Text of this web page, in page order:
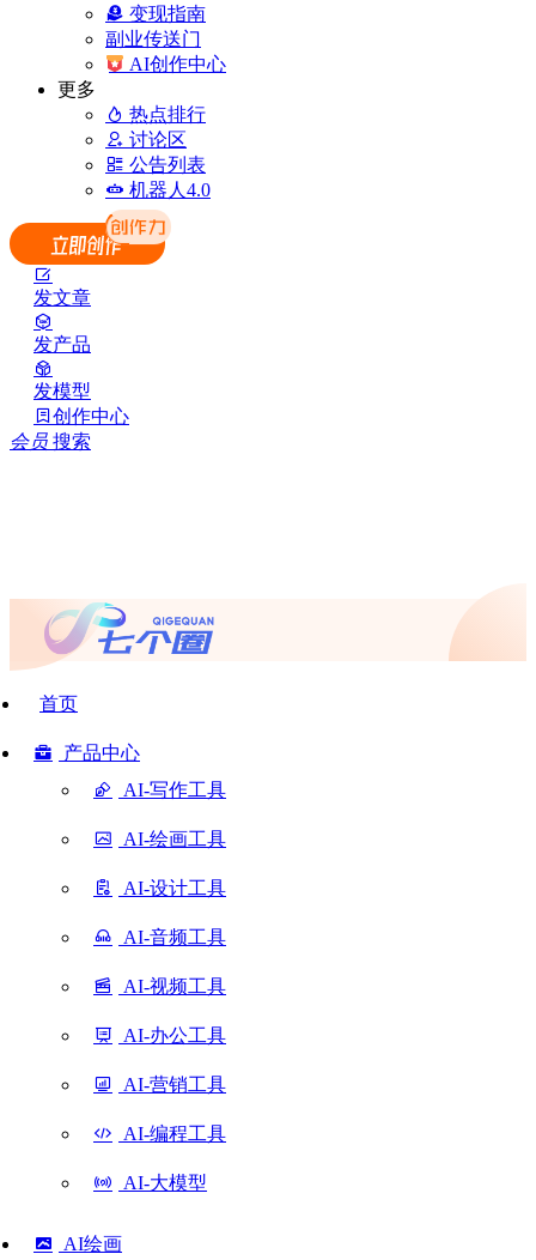
变现指南
副业传送门
AI创作中心
更多
热点排行
讨论区
公告列表
机器人4.0
发文章
发产品
发模型
创作中心
会员 搜索
首页
产品中心
AI-写作工具
AI-绘画工具
AI-设计工具
AI-音频工具
AI-视频工具
AI-办公工具
AI-营销工具
AI-编程工具
AI-大模型
AI绘画